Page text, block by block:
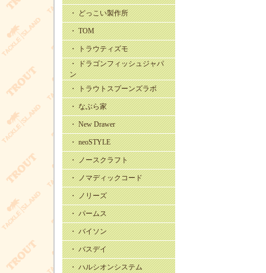
・ どっこい製作所
・ TOM
・ トラウティズモ
・ ドラゴンフィッシュジャパ
ン
・ トラウトスプーンズラボ
・ なぶら家
・ New Drawer
・ neoSTYLE
・ ノースクラフト
・ ノマディックコード
・ ノリーズ
・ パームス
・ バイソン
・ バスデイ
・ ハルシオンシステム